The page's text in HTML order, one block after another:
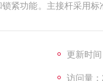
紧功能。主接杆采用
更新时
访问量：